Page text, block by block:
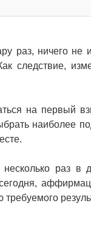
раз, ничего
следствие,
на первый
наиболее
раз
сегодня,